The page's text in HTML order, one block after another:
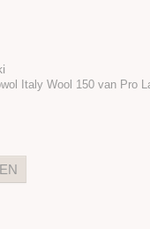
Italy Wool 150 van Pro